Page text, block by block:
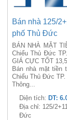
Bán nhà 125/
phố Thủ Đức
BÁN NHÀ MẶT
Chiểu Thủ Đức
GIÁ CỰC TỐT
Bán nhà mặt tiền
Chiểu Thủ Đức
Thông...
Diện tích: DT:
Địa chỉ: 125/
Đức